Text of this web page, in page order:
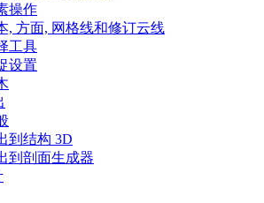
操作
, 方面, 网格线和修订云线
工具
设置
到结构 3D
到剖面生成器